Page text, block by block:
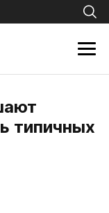
типичных